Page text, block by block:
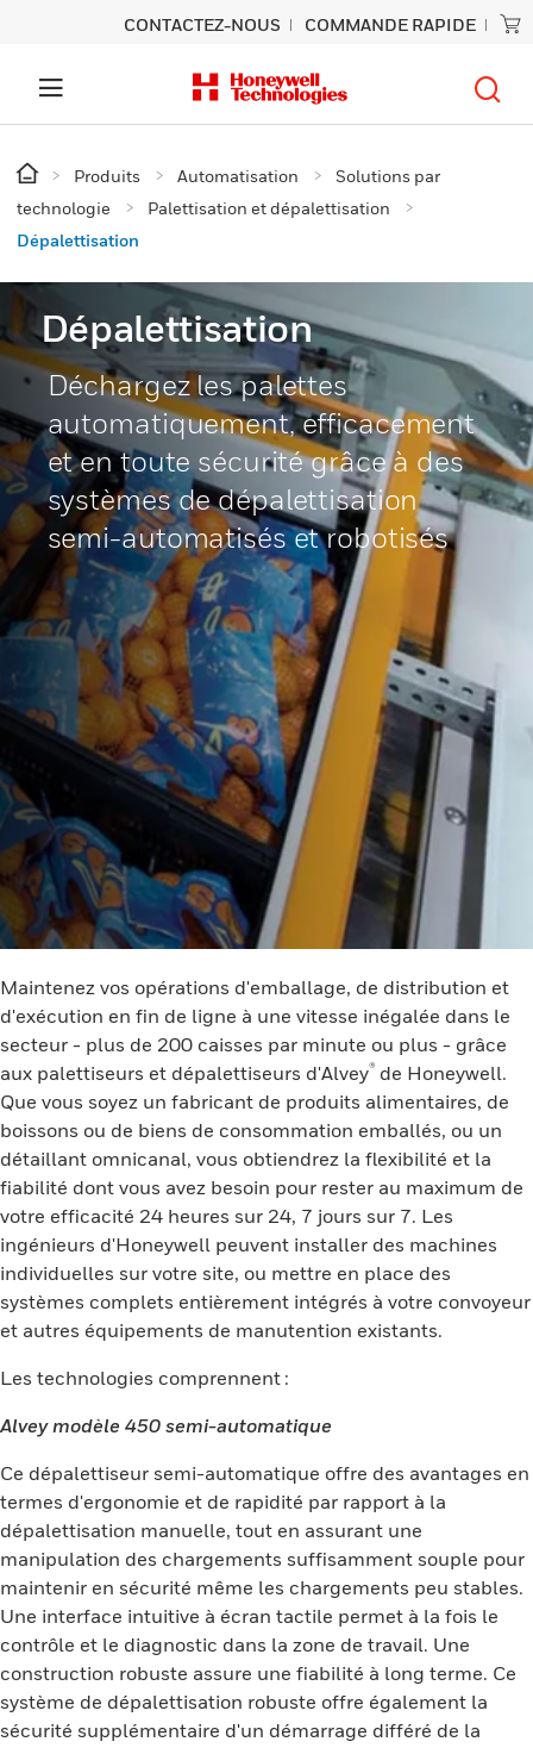
CONTACTEZ-NOUS COMMANDE RAPIDE
Produits Automatisation
Solutions par
technologie
Palettisation et dépalettisation
Dépalettisation
Dépalettisation
Déchargez les palettes
automatiquement, efficacement
et en toute sécurité grâce à des
systèmes de dépalettisation
semi-automatisés et robotisés
Maintenez vos opérations d'emballage, de distribution et
d'exécution en fin de ligne à une vitesse inégalée dans le
secteur - plus de 200 caisses par minute ou plus - grâce
aux palettiseurs et dépalettiseurs d'Alvey® de Honeywell.
Que vous soyez un fabricant de produits alimentaires, de
boissons ou de biens de consommation emballés, ou un
détaillant omnicanal, vous obtiendrez la flexibilité et la
fiabilité dont vous avez besoin pour rester au maximum de
votre efficacité 24 heures sur 24, 7 jours sur 7. Les
ingénieurs d'Honeywell peuvent installer des machines
individuelles sur votre site, ou mettre en place des
systèmes complets entièrement intégrés à votre convoyeur
et autres équipements de manutention existants.
Les technologies comprennent :
Alvey modèle 450 semi-automatique
Ce dépalettiseur semi-automatique offre des avantages en
termes d'ergonomie et de rapidité par rapport à la
dépalettisation manuelle, tout en assurant une
manipulation des chargements suffisamment souple pour
maintenir en sécurité même les chargements peu stables.
Une interface intuitive à écran tactile permet à la fois le
contrôle et le diagnostic dans la zone de travail. Une
construction robuste assure une fiabilité à long terme. Ce
système de dépalettisation robuste offre également la
sécurité supplémentaire d'un démarrage différé de la